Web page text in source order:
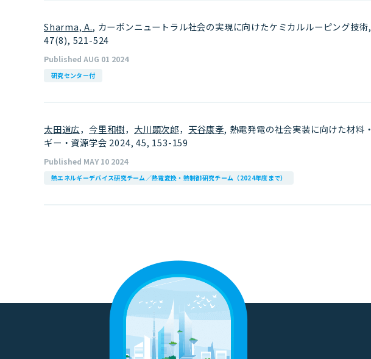
Sharma, A., カーボンニュートラル社会の実現に向けたケミカルルーピング
47(8), 521-524
Published AUG 01 2024
研究センター付
太田道広，今里和樹， 大川顕次郎， 天谷康孝, 熱電発電の社会実装に向けた材料
ギー・資源学会 2024, 45, 153-159
Published MAY 10 2024
熱エネルギーデバイス研究チーム／熱電変換・熱制御研究チーム（2024年度まで）